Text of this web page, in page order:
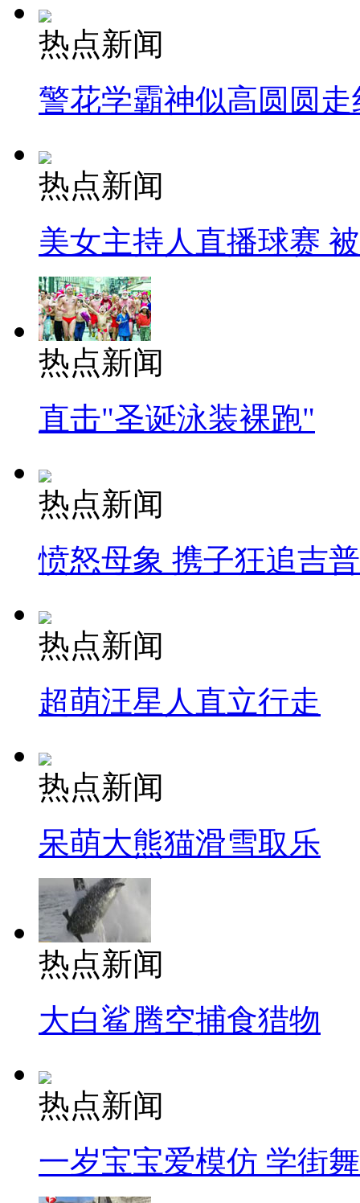
热点新闻
警花学霸神似高圆圆走
热点新闻
美女主持人直播球赛
热点新闻
直击"圣诞泳装裸跑"
热点新闻
愤怒母象 携子狂追吉
热点新闻
超萌汪星人直立行走
热点新闻
呆萌大熊猫滑雪取乐
热点新闻
大白鲨腾空捕食猎物
热点新闻
一岁宝宝爱模仿 学街